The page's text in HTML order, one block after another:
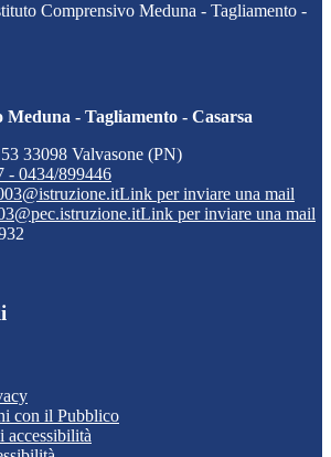
Comprensivo Meduna - Tagliamento -
- Tagliamento - Casarsa
33098 Valvasone (PN)
- 0434/899446
Link per inviare una mail
Link per inviare una mail
con il Pubblico
accessibilità